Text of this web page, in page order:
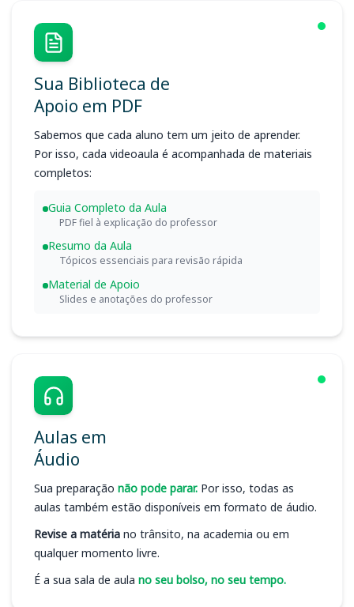
Sua Biblioteca de
Apoio em PDF
Sabemos que cada aluno tem um jeito de aprender.
Por isso, cada videoaula é acompanhada de materiais
completos:
Guia Completo da Aula
PDF fiel à explicação do professor
Resumo da Aula
Tópicos essenciais para revisão rápida
Material de Apoio
Slides e anotações do professor
Aulas em
Áudio
Sua preparação não pode parar. Por isso, todas as
aulas também estão disponíveis em formato de áudio.
Revise a matéria no trânsito, na academia ou em
qualquer momento livre.
É a sua sala de aula no seu bolso, no seu tempo.